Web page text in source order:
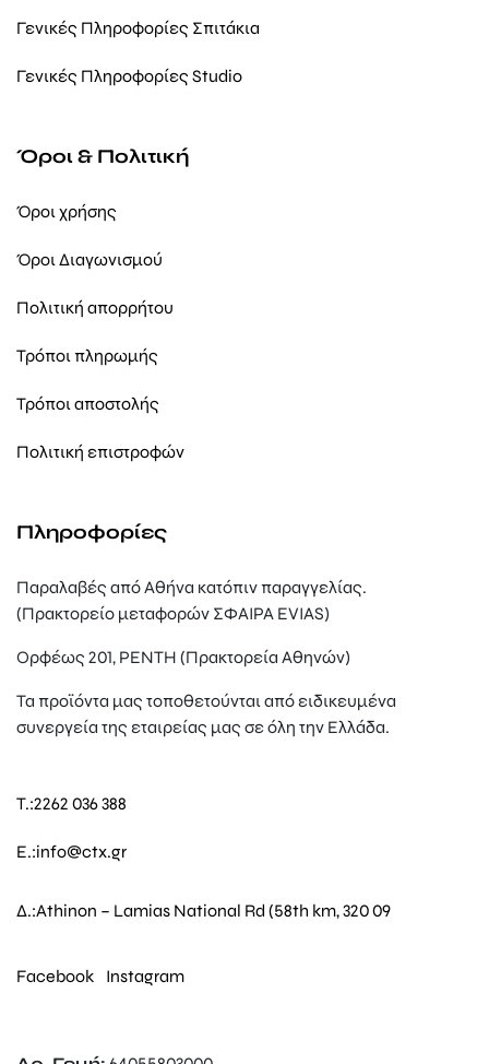
Γενικές Πληροφορίες Σπιτάκια
Γενικές Πληροφορίες Studio
Όροι & Πολιτική
Όροι χρήσης
Όροι Διαγωνισμού
Πολιτική απορρήτου
Τρόποι πληρωμής
Τρόποι αποστολής
Πολιτική επιστροφών
Πληροφορίες
Παραλαβές από Αθήνα κατόπιν παραγγελίας.
(Πρακτορείο μεταφορών ΣΦΑΙΡΑ EVIAS)
Ορφέως 201, ΡΕΝΤΗ (Πρακτορεία Αθηνών)
Τα προϊόντα μας τοποθετούνται από ειδικευμένα
συνεργεία της εταιρείας μας σε όλη την Ελλάδα.
T.:2262 036 388
E.:info@ctx.gr
Δ.:Athinon – Lamias National Rd (58th km, 320 09
Facebook Instagram